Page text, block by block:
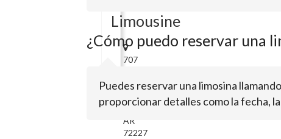
Limousine
707
Oaks
DrLittle
Rock,
AR
72227
¿Cómo puedo reservar una
Puedes reservar una limosina
proporcionar detalles como la fecha,